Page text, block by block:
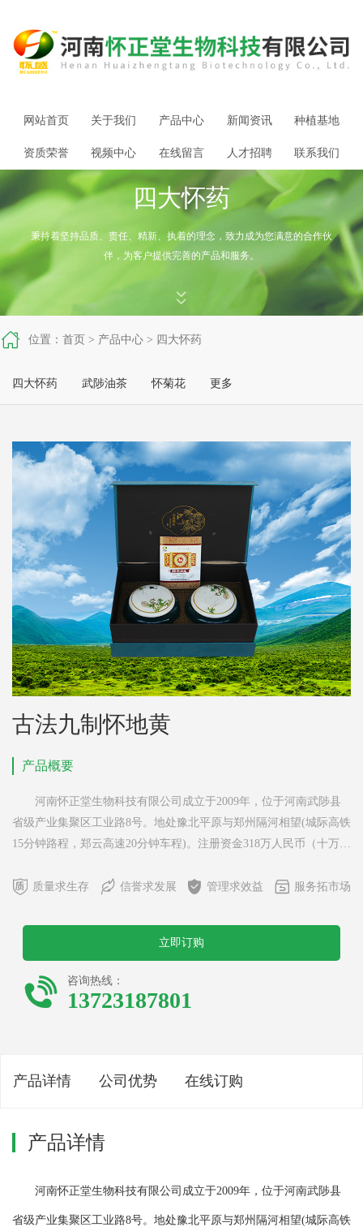
网站首页 关于我们 产品中心 新闻资讯 种植基地
资质荣誉 视频中心 在线留言 人才招聘 联系我们
四大怀药
秉持着坚持品质、责任、精新、执着的理念，致力成为您满意的合作伙
伴，为客户提供完善的产品和服务。


 位置： 首页 > 产品中心 > 四大怀药
四大怀药 武陟油茶 怀菊花 更多
古法九制怀地黄
产品概要
河南怀正堂生物科技有限公司成立于2009年，位于河南武陟县
省级产业集聚区工业路8号。地处豫北平原与郑州隔河相望(城际高铁
15分钟路程，郑云高速20分钟车程)。注册资金318万人民币（十万级
品：武陟油茶、各种燕麦片、香橙粉、怀铁棍山药粉、铁棍山药
花、怀府珍珠菊、怀菊保健枕等百余单品。 拥有“怀盛”“怀福
祥”“怀卡多”“豫怀正”四大品牌。销售网覆盖京津冀、......
 质量求生存  信誉求发展  管理求效益  服务拓市场
立即订购
 咨询热线：
13723187801
产品详情 公司优势 在线订购
产品详情
河南怀正堂生物科技有限公司成立于2009年，位于河南武陟县
省级产业集聚区工业路8号。地处豫北平原与郑州隔河相望(城际高铁